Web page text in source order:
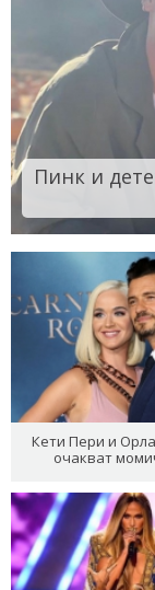
Пинк и
Кети Пери и
очакват